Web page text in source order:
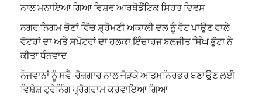
ਨਾਲ ਮਨਾਇਆ ਗਿਆ ਵਿਸ਼ਵ ਆਰਥੋਡੌਂਟਿਕ ਸਿਹਤ ਦਿਵਸ
ਨਗਰ ਨਿਗਮ ਚੋਣਾਂ ਵਿੱਚ ਸ਼੍ਰੋਮਣੀ ਅਕਾਲੀ ਦਲ ਨੂੰ ਵੋਟ ਪਾਉਣ ਵਾਲੇ
ਵੋਟਰਾਂ ਦਾ ਅਤੇ ਸਪੋਟਰਾਂ ਦਾ ਹਲਕਾ ਇੰਚਾਰਜ ਬਲਜੀਤ ਸਿੰਘ ਭੁੱਟਾ ਨੇ
ਕੀਤਾ ਧੰਨਵਾਦ
ਨੌਜਵਾਨਾਂ ਨੂੰ ਸਵੈ-ਰੋਜ਼ਗਾਰ ਨਾਲ ਜੋੜਕੇ ਆਤਮਨਿਰਭਰ ਬਣਾਉਣ ਲਈ
ਵਿਸ਼ੇਸ਼ ਟ੍ਰੇਨਿੰਗ ਪ੍ਰੋਗਰਾਮ ਕਰਵਾਇਆ ਗਿਆ